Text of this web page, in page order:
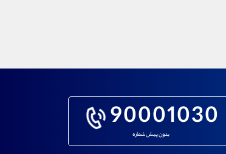
90001030
بدون پیش شماره